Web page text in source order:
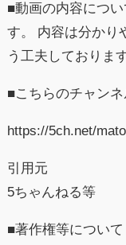
■動画の内容につ
す。 内容は分かり
う工夫しておりま
■こちらのチャン
https://5ch.net/
引用元
5ちゃんねる等
■著作権等について